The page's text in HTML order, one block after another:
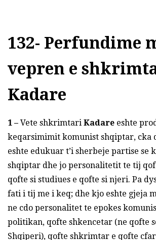
132- Perfundime
vepren e
Kadare
1 – Vete shkrimtari Kadare eshte
keqarsimimit komunist shqiptar, cka
eshte edukuar t’i sherbeje partise se
shqiptar dhe jo personalitetit te tij
qofte si studiues e qofte si njeri. Pa
fati i tij me i keq; dhe kjo eshte gjeja
ne cdo personalitet te epokes
politikan, qofte shkencetar (ne qofte
Shqiperi), qofte shkrimtar e qofte